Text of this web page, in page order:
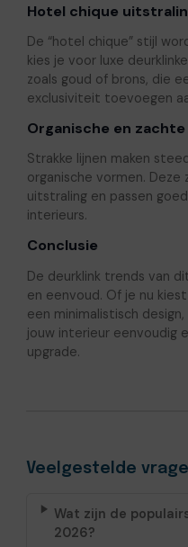
Hotel chique
De “hotel chique” stijl
kies je voor luxe
zoals goud of brons, die
exclusiviteit toevoegen
Organische en
Strakke lijnen maken
organische vormen.
uitstraling en passen
interieurs.
Conclusie
De deurklink trends van
en eenvoud. Of je nu
een minimalistisch
jouw interieur eenvoudig
upgrade.
Veelgestelde
Wat zijn de
2026?